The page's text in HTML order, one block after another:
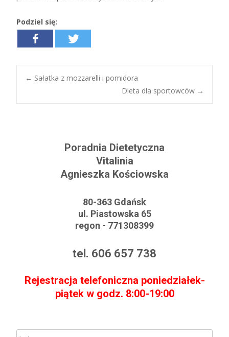
Podziel się:
Post navigation
← Sałatka z mozzarelli i pomidora
Dieta dla sportowców →
Poradnia Dietetyczna
Vitalinia
Agnieszka Kościowska
80-363 Gdańsk
ul. Piastowska 65
regon - 771308399
tel. 606 657 738
Rejestracja telefoniczna poniedziałek-
piątek w godz. 8:00-19:00